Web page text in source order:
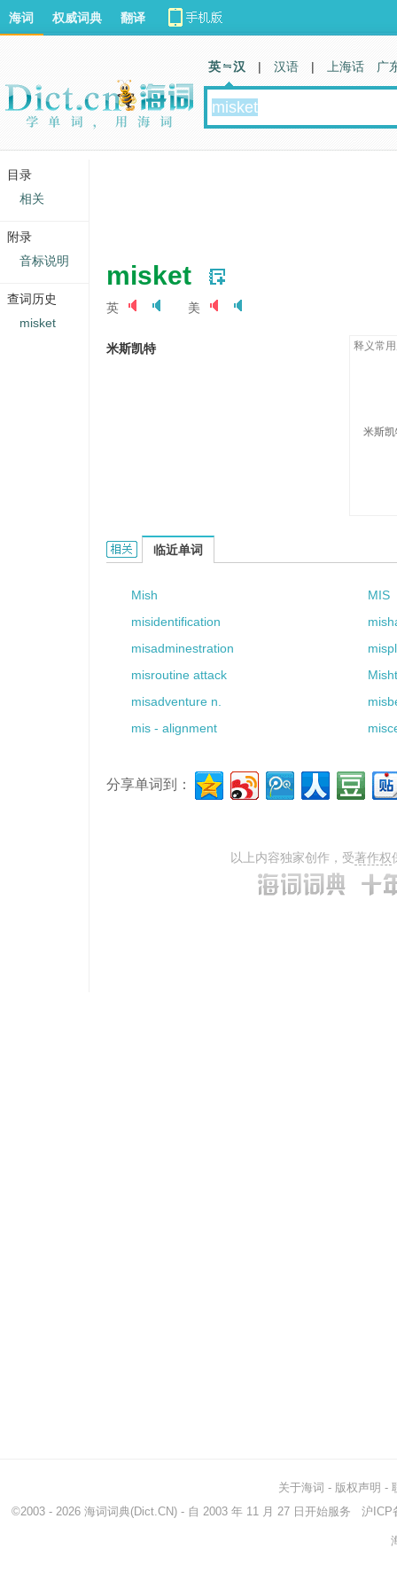
misket
英 美
米斯凯特 释义常
米斯
Misket的相关资料：
临近单词
Mish
MIS
misidentification
misadminestration
misroutine attack
misadventure n.
mis - alignment
分享单词到：
以上内容独家创作，受著作权
海词 权威词典 翻译
英 汉 | 汉语 | 上海话 广
关于海词 - 版权声明 -
©2003 - 2026 海词词典(Dict.CN) - 自 2003 年 11 月 27 日开始服务 沪ICP
目录
相关
附录
音标说明
查词历史
misket